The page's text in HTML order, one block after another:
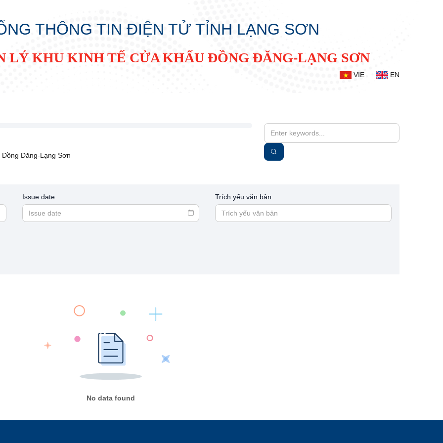
THÔNG TIN ĐIỆN TỬ TỈNH LẠNG SƠN
LÝ KHU KINH TẾ CỬA KHẨU ĐỒNG ĐĂNG-LẠNG SƠN
VIE EN
Đồng Đăng-Lạng Sơn
Issue date Trích yếu văn bản
No data found